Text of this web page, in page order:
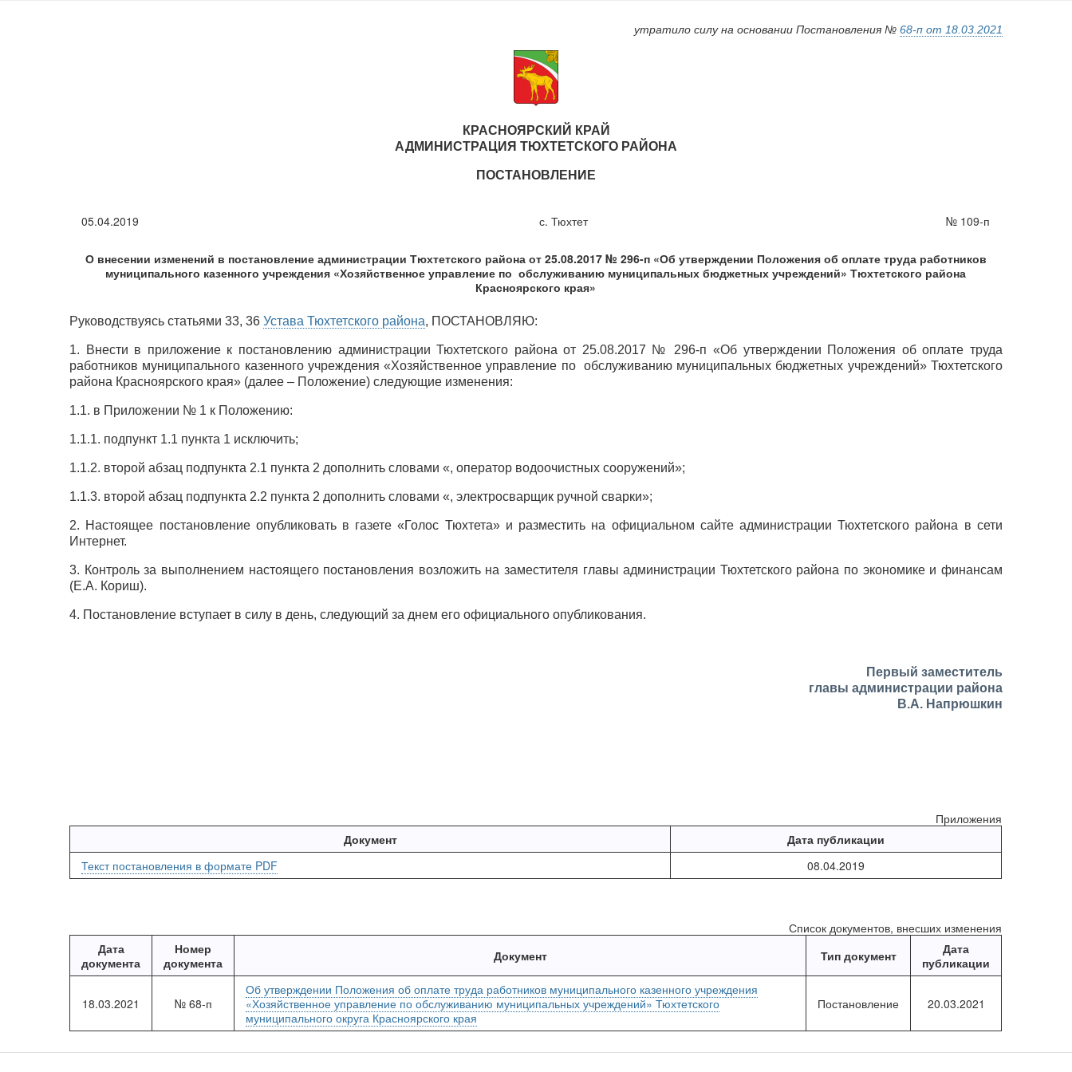
утратило силу на основании Постановления № 68-п от 18.03.2021
КРАСНОЯРСКИЙ КРАЙ
АДМИНИСТРАЦИЯ ТЮХТЕТСКОГО РАЙОНА
ПОСТАНОВЛЕНИЕ
05.04.2019 с. Тюхтет № 109-п
О внесении изменений в постановление администрации Тюхтетского района от 25.08.2017 № 296-п «Об утверждении Положения об оплате труда работников
муниципального казенного учреждения «Хозяйственное управление по обслуживанию муниципальных бюджетных учреждений» Тюхтетского района
Красноярского края»
Руководствуясь статьями 33, 36Устава Тюхтетского района, ПОСТАНОВЛЯЮ:
1. Внести в приложение к постановлению администрации Тюхтетского района от 25.08.2017 № 296-п «Об утверждении Положения об оплате труда
работников муниципального казенного учреждения «Хозяйственное управление по обслуживанию муниципальных бюджетных учреждений» Тюхтетского
района Красноярского края» (далее – Положение) следующие изменения:
1.1. в Приложении № 1 к Положению:
1.1.1. подпункт 1.1 пункта 1 исключить;
1.1.2. второй абзац подпункта 2.1 пункта 2 дополнить словами «, оператор водоочистных сооружений»;
1.1.3. второй абзац подпункта 2.2 пункта 2 дополнить словами «, электросварщик ручной сварки»;
2. Настоящее постановление опубликовать в газете «Голос Тюхтета» и разместить на официальном сайте администрации Тюхтетского района в сети
Интернет.
3. Контроль за выполнением настоящего постановления возложить на заместителя главы администрации Тюхтетского района по экономике и финансам
(Е.А. Кориш).
4. Постановление вступает в силу в день, следующий за днем его официального опубликования.
Первый заместитель
главы администрации района
В.А. Напрюшкин
Приложения
Документ
Дата публикации
Текст постановления в формате PDF
08.04.2019
Список документов, внесших изменения
Дата
документа
Номер
документа
Документ Тип документ
Дата
публикации
18.03.2021 № 68-п
Об утверждении Положения об оплате труда работников муниципального казенного учреждения
«Хозяйственное управление по обслуживанию муниципальных учреждений» Тюхтетского
муниципального округа Красноярского края
Постановление 20.03.2021